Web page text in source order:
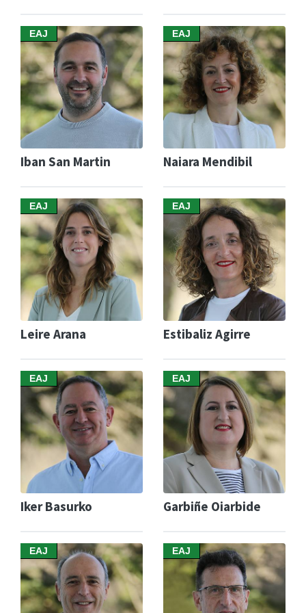
EAJ
Iban San Martin
EAJ
Naiara Mendibil
EAJ
Leire Arana
EAJ
Estibaliz Agirre
EAJ
Iker Basurko
EAJ
Garbiñe Oiarbide
EAJ EAJ